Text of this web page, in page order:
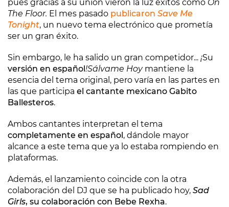
pues gracias a su unión vieron la luz éxitos como On
The Floor. El mes pasado publicaron Save Me
Tonight, un nuevo tema electrónico que prometía
ser un gran éxito.
Sin embargo, le ha salido un gran competidor... ¡Su
versión en español!Sálvame Hoymantiene la
esencia del tema original, pero varía en las partes en
las que participa el cantante mexicano Gabito
Ballesteros.
Ambos cantantes interpretan el tema
completamente en español, dándole mayor
alcance a este tema que ya lo estaba rompiendo en
plataformas.
Además, el lanzamiento coincide con la otra
colaboración del DJ que se ha publicado hoy, Sad
Girls, su colaboración con Bebe Rexha.